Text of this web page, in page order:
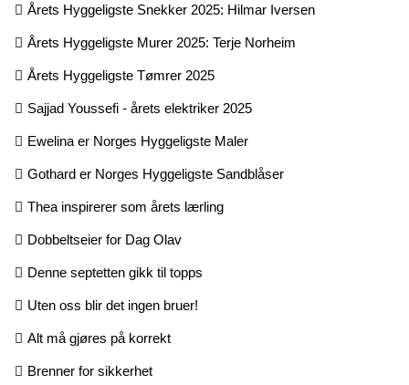
Årets Hyggeligste Snekker 2025: Hilmar Iversen
Årets Hyggeligste Murer 2025: Terje Norheim
Årets Hyggeligste Tømrer 2025
Sajjad Youssefi - årets elektriker 2025
Ewelina er Norges Hyggeligste Maler
Gothard er Norges Hyggeligste Sandblåser
Thea inspirerer som årets lærling
Dobbeltseier for Dag Olav
Denne septetten gikk til topps
Uten oss blir det ingen bruer!
Alt må gjøres på korrekt
Brenner for sikkerhet